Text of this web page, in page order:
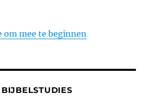
om mee te beginnen